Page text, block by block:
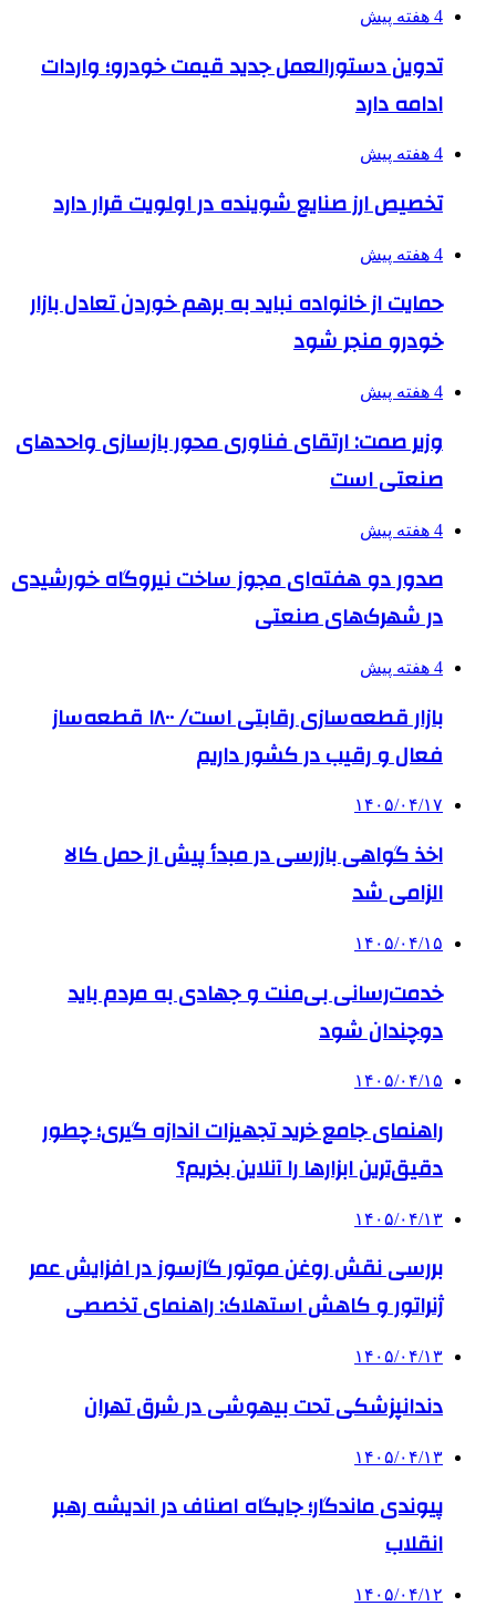
4 هفته پیش
تدوین دستورالعمل جدید قیمت خودرو؛ واردات
ادامه دارد
4 هفته پیش
تخصیص ارز صنایع شوینده در اولویت قرار دارد
4 هفته پیش
حمایت از خانواده نباید به برهم خوردن تعادل بازار
خودرو منجر شود
4 هفته پیش
وزیر صمت: ارتقای فناوری محور بازسازی واحدهای
صنعتی است
4 هفته پیش
صدور دو هفته‌ای مجوز ساخت نیروگاه خورشیدی
در شهرک‌های صنعتی
4 هفته پیش
بازار قطعه‌سازی رقابتی است/ ۱۸۰۰ قطعه‌ساز
فعال و رقیب در کشور داریم
۱۴۰۵/۰۴/۱۷
اخذ گواهی بازرسی در مبدأ پیش از حمل کالا
الزامی شد
۱۴۰۵/۰۴/۱۵
خدمت‌رسانی بی‌منت و جهادی به مردم باید
دوچندان شود
۱۴۰۵/۰۴/۱۵
راهنمای جامع خرید تجهیزات اندازه گیری؛ چطور
دقیق‌ترین ابزارها را آنلاین بخریم؟
۱۴۰۵/۰۴/۱۳
بررسی نقش روغن موتور گازسوز در افزایش عمر
ژنراتور و کاهش استهلاک: راهنمای تخصصی
۱۴۰۵/۰۴/۱۳
دندانپزشکی تحت بیهوشی در شرق تهران
۱۴۰۵/۰۴/۱۳
پیوندی ماندگار؛ جایگاه اصناف در اندیشه رهبر
انقلاب
۱۴۰۵/۰۴/۱۲